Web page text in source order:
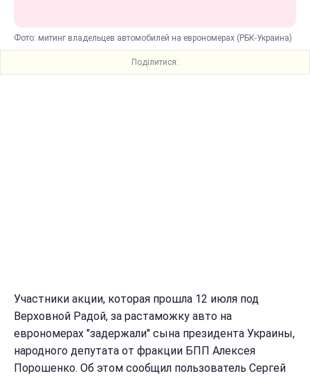
Фото: митинг владельцев автомобилей на еврономерах (РБК-Украина)
Поділитися:
Участники акции, которая прошла 12 июля под
Верховной Радой, за растаможку авто на
еврономерах "задержали" сына президента Украины,
народного депутата от фракции БПП Алексея
Порошенко. Об этом сообщил пользователь Сергей